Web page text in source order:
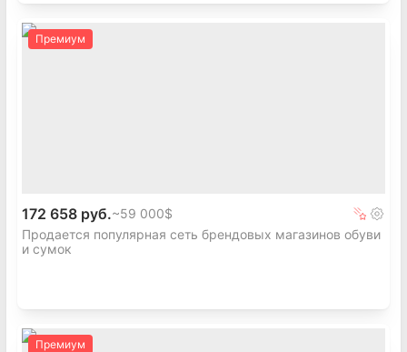
Премиум
172 658 руб.~59 000$
Продается популярная сеть брендовых магазинов обуви
и сумок
Премиум